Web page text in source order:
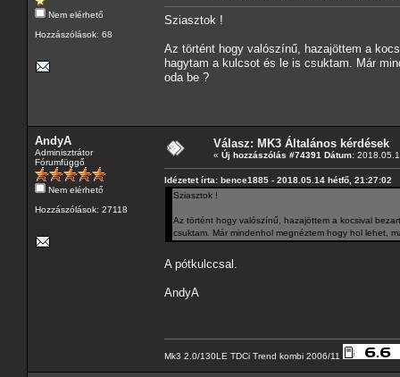
Nem elérhető
Hozzászólások: 68
Sziasztok !
Az történt hogy valószínű, hazajöttem a
hagytam a kulcsot és le is csuktam. Már
oda be ?
AndyA
Adminisztrátor
Fórumfüggő
Nem elérhető
Hozzászólások: 27118
Válasz: MK3 Általános kérdések
« Új hozzászólás #74391 Dátum:
Idézetet írta: bence1885 - 2018.05.14 hétfő, 21:27:02
Sziasztok !
Az történt hogy valószínű, hazajöttem a kocsival
csuktam. Már mindenhol megnéztem hogy hol lehet,
A pótkulccsal.
AndyA
Mk3 2.0/130LE TDCi Trend kombi 2006/11